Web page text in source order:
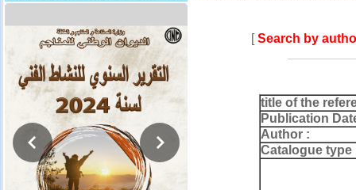
[Search by
title of the
Publication
Author :
Catalogue type